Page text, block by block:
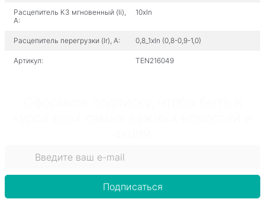
Расцепитель КЗ мгновенный (Ii),
A:
10xIn
Расцепитель перегрузки (Ir), A: 0,8_1xIn (0,8-0,9-1,0)
Артикул: TEN216049
Подписаться